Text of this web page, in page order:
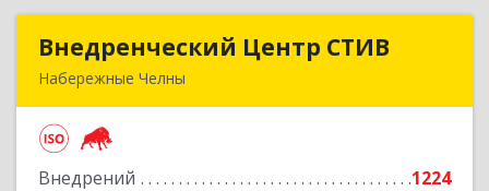
Внедренческий Центр СТИВ
Набережные Челны
Внедрений
1224
Внедренческий Центр СТИВ
Автозаводский пр-кт, дом № 37Е, корпус 5Н,